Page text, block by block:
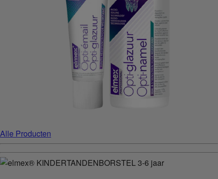
Alle Producten